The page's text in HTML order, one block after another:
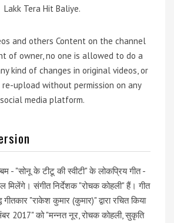
Lakk Tera Hit Baliye.
and others Content on the channel
of owner, no one is allowed to do a
kind of changes in original videos, or
upload without permission on any
social media platform.
- "सोनू के टीटू की स्वीटी" के लोकप्रिय गीत -
मिलेंगे। संगीत निर्देशक "रोचक कोहली" हैं। गीत
"राकेश कुमार (कुमार)" द्वारा रचित किया
2017" को "मन्नत नूर, रोचक कोहली, सुकृति